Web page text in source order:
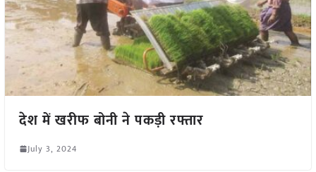
देश में खरीफ बोनी ने पकड़ी रफ्तार
July 3, 2024